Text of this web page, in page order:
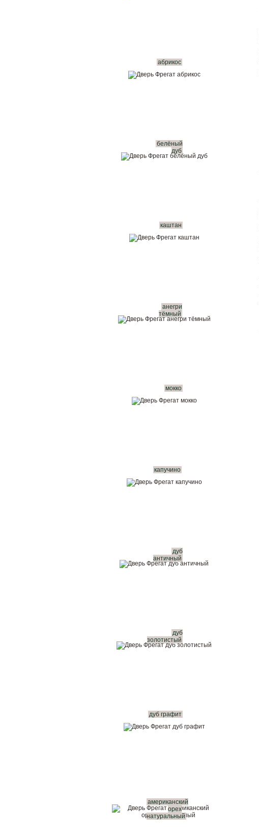
абрикос
белёный
дуб
каштан
анегри
тёмный
мокко
капучино
дуб
античный
дуб
золотистый
дуб графит
американский
орех
натуральный